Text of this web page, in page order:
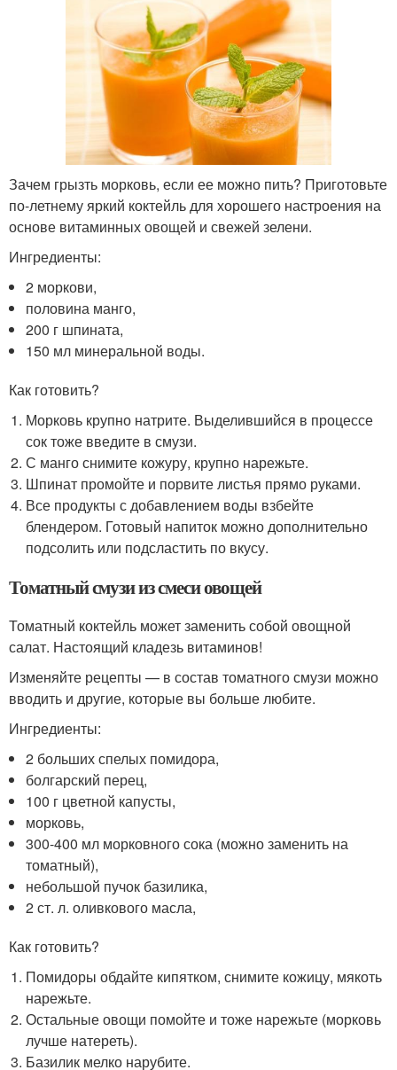
Зачем грызть морковь, если ее можно пить? Приготовьте
по-летнему яркий коктейль для хорошего настроения на
основе витаминных овощей и свежей зелени.
Ингредиенты:
2 моркови,
половина манго,
200 г шпината,
150 мл минеральной воды.
Как готовить?
Морковь крупно натрите. Выделившийся в процессе
сок тоже введите в смузи.
С манго снимите кожуру, крупно нарежьте.
Шпинат промойте и порвите листья прямо руками.
Все продукты с добавлением воды взбейте
блендером. Готовый напиток можно дополнительно
подсолить или подсластить по вкусу.
Томатный смузи из смеси овощей
Томатный коктейль может заменить собой овощной
салат. Настоящий кладезь витаминов!
Изменяйте рецепты — в состав томатного смузи можно
вводить и другие, которые вы больше любите.
Ингредиенты:
2 больших спелых помидора,
болгарский перец,
100 г цветной капусты,
морковь,
300-400 мл морковного сока (можно заменить на
томатный),
небольшой пучок базилика,
2 ст. л. оливкового масла,
Как готовить?
Помидоры обдайте кипятком, снимите кожицу, мякоть
нарежьте.
Остальные овощи помойте и тоже нарежьте (морковь
лучше натереть).
Базилик мелко нарубите.